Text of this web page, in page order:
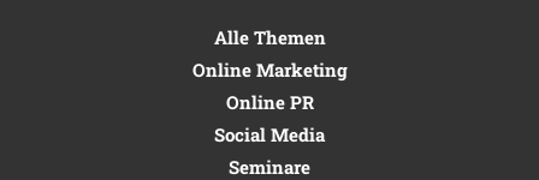
Alle Themen
Online Marketing
Online PR
Social Media
Seminare